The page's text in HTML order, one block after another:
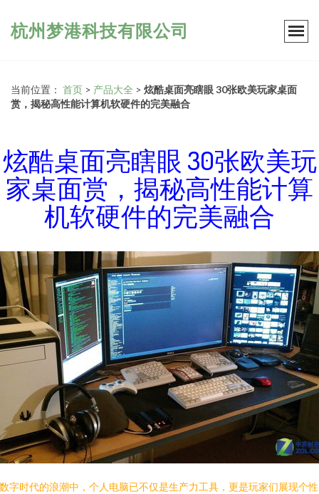
杭州梦港科技有限公司
当前位置： 首页 > 产品大全 > 炫酷桌面亮瞎眼 30张欧美玩家桌面
赏，揭秘高性能计算机软硬件的完美融合
炫酷桌面亮瞎眼 30张欧美玩
家桌面赏，揭秘高性能计算
机软硬件的完美融合
字时代的浪潮中，个人电脑已不仅是生产力工具，更是玩家们展现个